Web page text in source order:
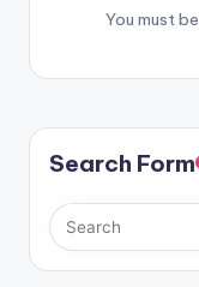
You must be
Search Form